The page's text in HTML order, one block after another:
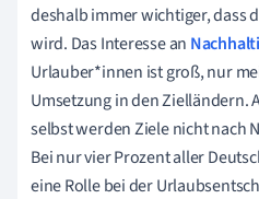
deshalb immer wichtiger, dass
wird. Das Interesse an
Urlauber*innen ist groß, nur
Umsetzung in den Zielländern.
selbst werden Ziele nicht nach
Bei nur vier Prozent aller
eine Rolle bei der